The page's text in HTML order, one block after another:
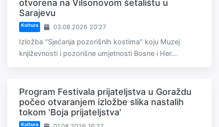
otvorena na Vilsonovom šetalištu u
Sarajevu
Kultura 03.08.2026 20:27
Izložba "Sjećanja pozorišnih kostima" koju Muzej
književnosti i pozorišne umjetnosti Bosne i Her...
Program Festivala prijateljstva u Goraždu
počeo otvaranjem izložbe slika nastalih
tokom 'Boja prijateljstva'
Kultura